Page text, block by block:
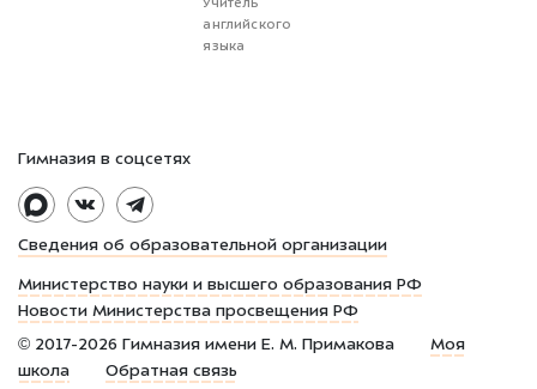
Учитель
английского
языка
Сведения об образовательной организации
Министерство науки и высшего образования РФ
Новости Министерства просвещения РФ
© 2017-2026 Гимназия имени Е. М. Примакова
Моя
школа
Обратная связь
Гимназия в соцсетях